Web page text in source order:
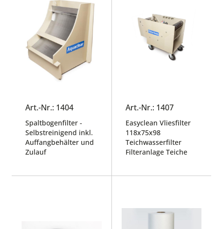
Art.-Nr.: 1404
Spaltbogenfilter -
Selbstreinigend inkl.
Auffangbehälter und
Zulauf
Art.-Nr.: 1407
Easyclean Vliesfilter
118x75x98
Teichwasserfilter
Filteranlage Teiche